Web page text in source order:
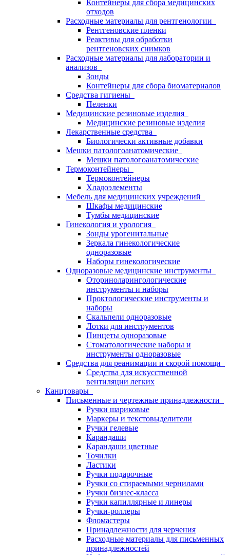
Контейнеры для сбора медицинских
отходов
Расходные материалы для рентгенологии
Рентгеновские пленки
Реактивы для обработки
рентгеновских снимков
Расходные материалы для лаборатории и
анализов
Зонды
Контейнеры для сбора биоматериалов
Средства гигиены
Пеленки
Медицинские резиновые изделия
Медицинские резиновые изделия
Лекарственные средства
Биологически активные добавки
Мешки патологоанатомические
Мешки патологоанатомические
Термоконтейнеры
Термоконтейнеры
Хладоэлементы
Мебель для медицинских учреждений
Шкафы медицинские
Тумбы медицинские
Гинекология и урология
Зонды урогенитальные
Зеркала гинекологические
одноразовые
Наборы гинекологические
Одноразовые медицинские инструменты
Оториноларингологические
инструменты и наборы
Проктологические инструменты и
наборы
Скальпели одноразовые
Лотки для инструментов
Пинцеты одноразовые
Стоматологические наборы и
инструменты одноразовые
Средства для реанимации и скорой помощи
Средства для искусственной
вентиляции легких
Канцтовары
Письменные и чертежные принадлежности
Ручки шариковые
Маркеры и текстовыделители
Ручки гелевые
Карандаши
Карандаши цветные
Точилки
Ластики
Ручки подарочные
Ручки со стираемыми чернилами
Ручки бизнес-класса
Ручки капиллярные и линеры
Ручки-роллеры
Фломастеры
Принадлежности для черчения
Расходные материалы для письменных
принадлежностей